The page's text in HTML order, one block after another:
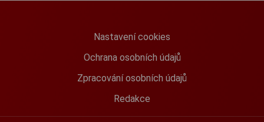
Nastavení cookies
Ochrana osobních údajů
Zpracování osobních údajů
Redakce